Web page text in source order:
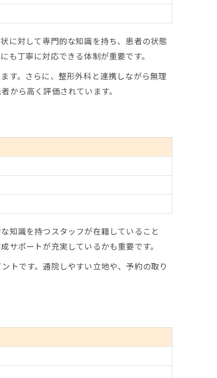
に対して専門的な知識を持ち、患者の状態
丁寧に対応できる体制が重要です。
す。さらに、整形外科と連携しながら無理
から高く評価されています。
知識を持つスタッフが在籍していること
ポートが充実しているかも重要です。
トです。通院しやすい立地や、予約の取り